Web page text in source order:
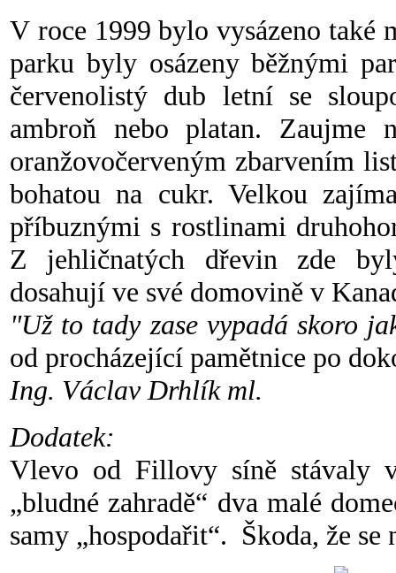
V roce 1999 bylo vysázeno také
parku byly osázeny běžnými
červenolistý dub letní se
ambroň nebo platan.
oranžovočerveným zbarvením
bohatou na cukr. Velkou
příbuznými s rostlinami
Z jehličnatých dřevin zde
dosahují ve své domovině v
"Už to tady zase vypadá skoro
od procházející pamětnice po
Ing. Václav Drhlík ml.
Dodatek:
Vlevo od Fillovy síně
„bludné zahradě“ dva malé
samy „hospodařit“. Škoda, že